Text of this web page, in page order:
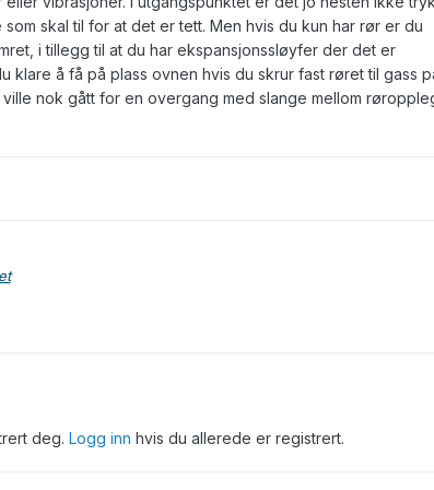
skal til for at det er tett. Men hvis du kun har rør er du
i tillegg til at du har ekspansjonssløyfer der det er
klare å få på plass ovnen hvis du skrur fast røret til gass
nok gått for en overgang med slange mellom
deg. Logg inn hvis du allerede er registrert.